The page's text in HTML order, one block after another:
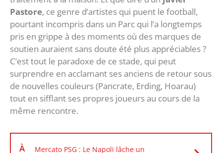
Pastore, ce genre d’artistes qui puent le football,
pourtant incompris dans un Parc qui l’a longtemps
pris en grippe à des moments où des marques de
soutien auraient sans doute été plus appréciables ?
C’est tout le paradoxe de ce stade, qui peut
surprendre en acclamant ses anciens de retour sous
de nouvelles couleurs (Pancrate, Erding, Hoarau)
tout en sifflant ses propres joueurs au cours de la
même rencontre.
À
Mercato PSG : Le Napoli lâche un